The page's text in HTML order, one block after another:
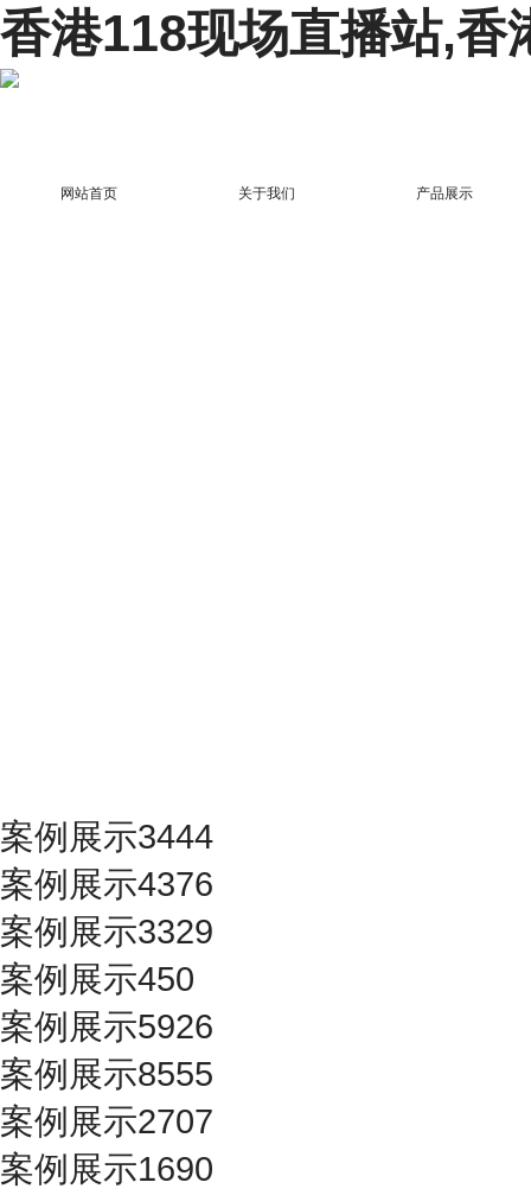
香港118现场直播站,香
网站首页 关于我们 产品展示
案例展示3444
案例展示4376
案例展示3329
案例展示450
案例展示5926
案例展示8555
案例展示2707
案例展示1690